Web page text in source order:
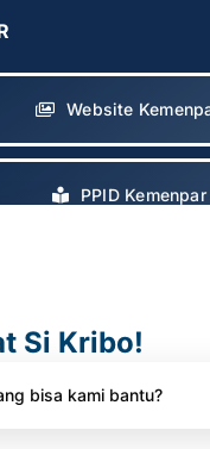
Website
PPID Kemenpar
– 2025 © All rights
Borobudur